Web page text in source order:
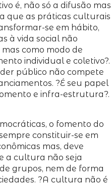
é, não só a difusão mas
que as práticas culturais
se em hábito,
à vida social não
como modo de
individual e coletivo?.
público não compete
?É seu papel
e infra-estrutura?.
o fomento do
constituir-se em
mas, deve
a cultura não seja
grupos, nem de forma
?A cultura não é